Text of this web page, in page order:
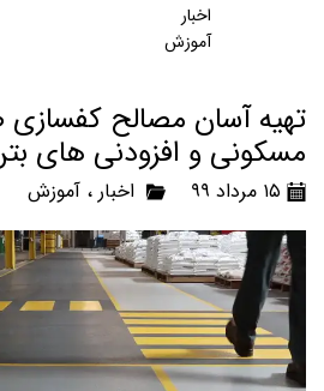
تهیه آسان مصالح کفسازی
مسکونی و افزودنی های
۱۵ مرداد ۹۹ اخبار ، آموزش
اخبار
آموزش